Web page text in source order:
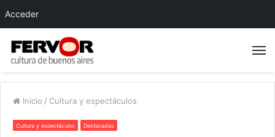
Inicio / Cultura y espectáculos
Cultura y espectáculos Destacadas
Acceder